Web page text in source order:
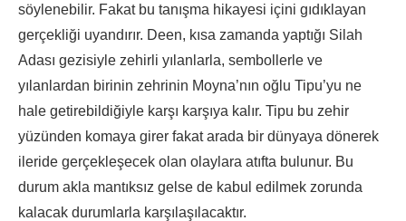
söylenebilir. Fakat bu tanışma hikayesi içini gıdıklayan
gerçekliği uyandırır. Deen, kısa zamanda yaptığı Silah
Adası gezisiyle zehirli yılanlarla, sembollerle ve
yılanlardan birinin zehrinin Moyna’nın oğlu Tipu’yu ne
hale getirebildiğiyle karşı karşıya kalır. Tipu bu zehir
yüzünden komaya girer fakat arada bir dünyaya dönerek
ileride gerçekleşecek olan olaylara atıfta bulunur. Bu
durum akla mantıksız gelse de kabul edilmek zorunda
kalacak durumlarla karşılaşılacaktır.